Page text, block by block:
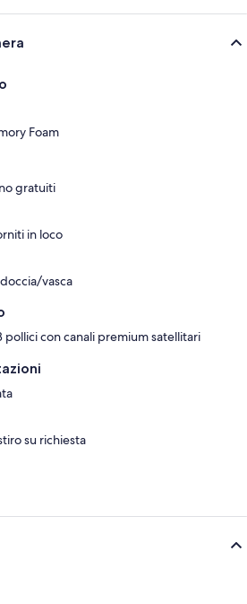
Foam
gratuiti
in loco
vasca
pollici con canali premium satellitari
su richiesta